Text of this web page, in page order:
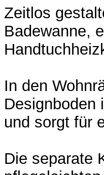
Zeitlos
Badewanne,
In den
Designboden
und sorgt für
Die separate